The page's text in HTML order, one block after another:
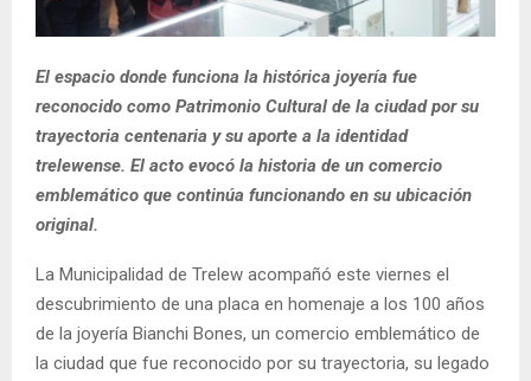
El espacio donde funciona la histórica joyería fue
reconocido como Patrimonio Cultural de la ciudad por su
trayectoria centenaria y su aporte a la identidad
trelewense. El acto evocó la historia de un comercio
emblemático que continúa funcionando en su ubicación
original.
La Municipalidad de Trelew acompañó este viernes el
descubrimiento de una placa en homenaje a los 100 años
de la joyería Bianchi Bones, un comercio emblemático de
la ciudad que fue reconocido por su trayectoria, su legado